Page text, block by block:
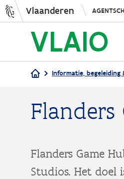
Vlaanderen
Kruimelpad
Informatie, begeleiding
Flanders
Flanders Game
Studios. Het doel